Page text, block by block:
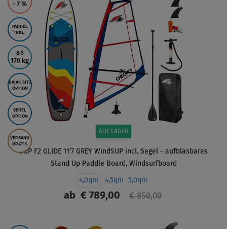
- 7 %
PADDEL
INKL.
BIS
170 kg
KAJAK SITZ
OPTION
SEGEL
OPTION
VERSAND
GRATIS
AUF LAGER
SUP F2 GLIDE 11'7 GREY WindSUP incl. Segel - aufblasbares
Stand Up Paddle Board, Windsurfboard
4,0qm 4,5qm 5,0qm
ab € 789,00 € 850,00